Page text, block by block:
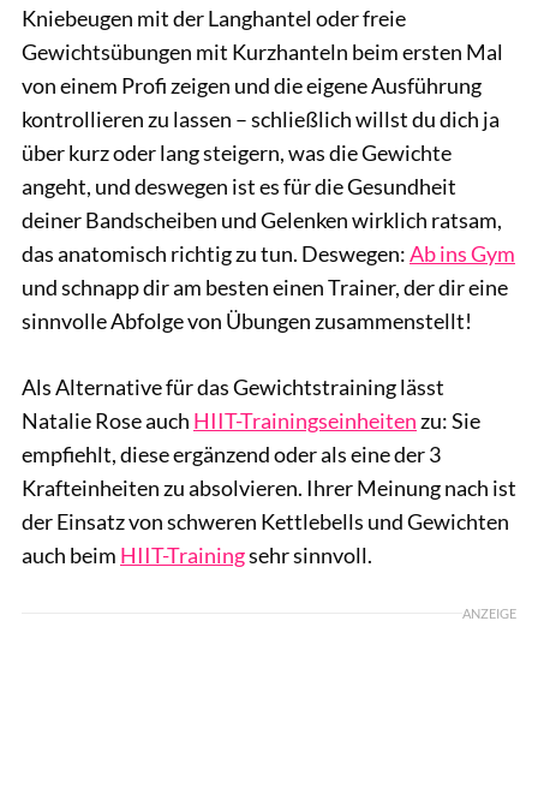
Kniebeugen mit der Langhantel oder freie
Gewichtsübungen mit Kurzhanteln beim ersten Mal
von einem Profi zeigen und die eigene Ausführung
kontrollieren zu lassen – schließlich willst du dich ja
über kurz oder lang steigern, was die Gewichte
angeht, und deswegen ist es für die Gesundheit
deiner Bandscheiben und Gelenken wirklich ratsam,
das anatomisch richtig zu tun. Deswegen:Ab ins Gym
und schnapp dir am besten einen Trainer, der dir eine
sinnvolle Abfolge von Übungen zusammenstellt!
Als Alternative für das Gewichtstraining lässt
Natalie Rose auch HIIT-Trainingseinheitenzu: Sie
empfiehlt, diese ergänzend oder als eine der 3
Krafteinheiten zu absolvieren. Ihrer Meinung nach ist
der Einsatz von schweren Kettlebells und Gewichten
auch beim HIIT-Trainingsehr sinnvoll.
ANZEIGE